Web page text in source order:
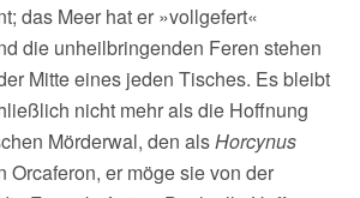
das Meer hat er »vollgefert«
die unheilbringenden Feren stehen
Mitte eines jeden Tisches. Es bleibt
nicht mehr als die Hoffnung
Mörderwal, den alsHorcynus
Orcaferon, er möge sie von der